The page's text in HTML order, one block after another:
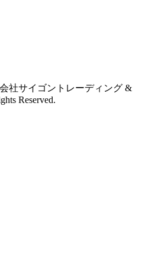
社サイゴントレーディング &
Reserved.